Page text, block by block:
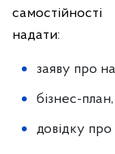
надати:
заяву про
бізнес-план,
довідку